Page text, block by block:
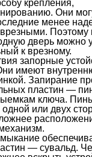
крепления,
Они
менее
Поэтому
дверь можно
к врезному.
запорные
имеют
Запирание
пластин —
ключа.
одной или двух
— сувальд.